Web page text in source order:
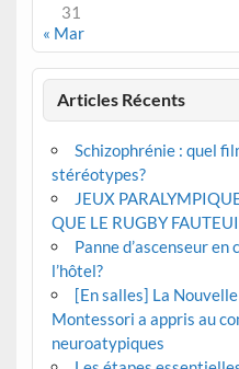
31
« Mar
Articles Récents
Schizophrénie : quel
stéréotypes?
JEUX
QUE LE RUGBY
Panne d’ascenseur en
l’hôtel?
[En salles] La
Montessori a appris au
neuroatypiques